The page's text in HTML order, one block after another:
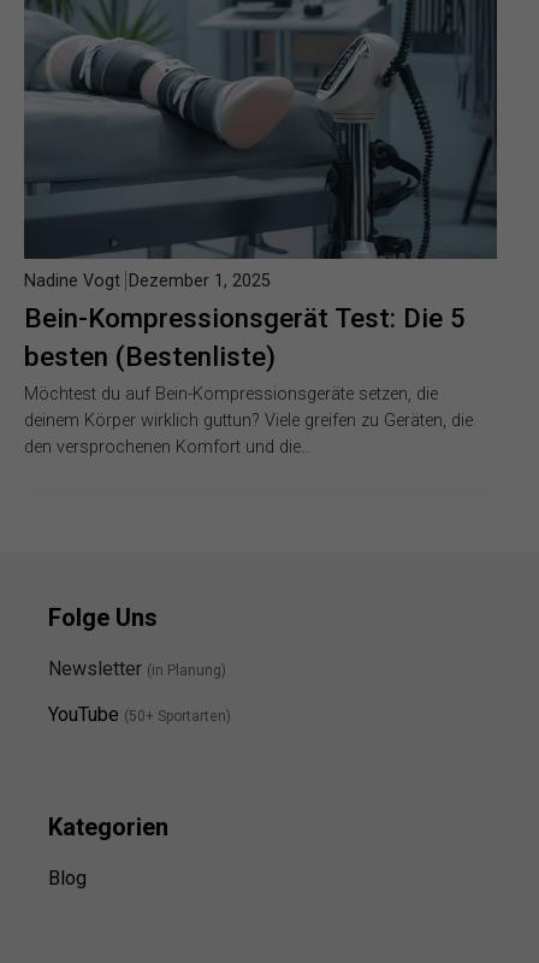
Bein-Kompressionsgerät Test: Die 5
besten (Bestenliste)
Nadine Vogt Dezember 1, 2025
Möchtest du auf Bein-Kompressionsgeräte setzen, die
deinem Körper wirklich guttun? Viele greifen zu Geräten, die
den versprochenen Komfort und die…
Folge Uns
Newsletter (in Planung)
YouTube (50+ Sportarten)
Kategorien
Blog